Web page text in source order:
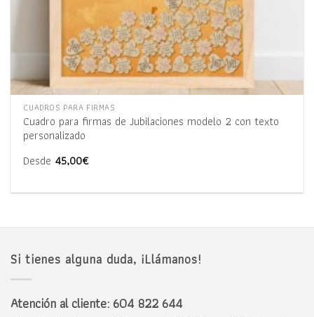
CUADROS PARA FIRMAS
Cuadro para firmas de Jubilaciones modelo 2 con texto
personalizado
Desde 45,00€
Si tienes alguna duda, ¡Llámanos!
Atención al cliente: 604 822 644